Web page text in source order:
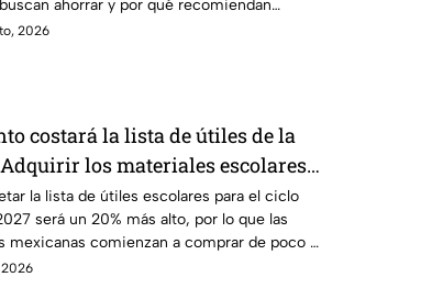
ahorrar y por qué recomiendan
2026
costará la lista de útiles de la
Adquirir los materiales escolares
caro este ciclo 2026-2027
la lista de útiles escolares para el ciclo
será un 20% más alto, por lo que las
mexicanas comienzan a comprar de poco a